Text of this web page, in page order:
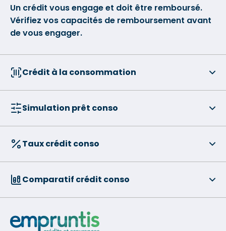
Un crédit vous engage et doit être remboursé.
Vérifiez vos capacités de remboursement avant
de vous engager.
Crédit à la consommation
Simulation prêt conso
Taux crédit conso
Comparatif crédit conso